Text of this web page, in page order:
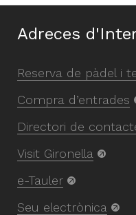
Adreces
Reserva de pàdel i
Compra d’entrades
Directori de
Visit Gironella
e-Tauler
Seu electrònica